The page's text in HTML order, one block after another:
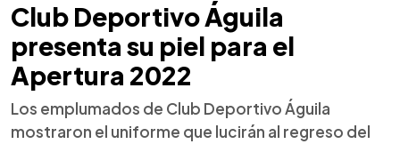
Club Deportivo Águila
presenta su piel para el
Apertura 2022
Los emplumados de Club Deportivo Águila
mostraron el uniforme que lucirán al regreso del